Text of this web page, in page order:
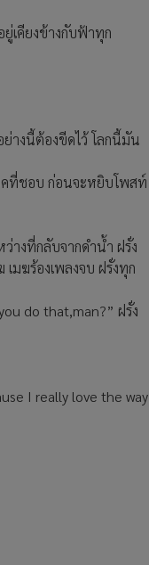
เคียงข้างกับฟ้าทุก
ย่างนี้ต้องขีดไว้ โลกนี้มัน
คที่ชอบ ก่อนจะหยิบโพสท์
ว่างที่กลับจากดำน้ำ ฝรั่ง
มฆร้องเพลงจบ ฝรั่งทุก
do that,man?” ฝรั่ง
I really love the way